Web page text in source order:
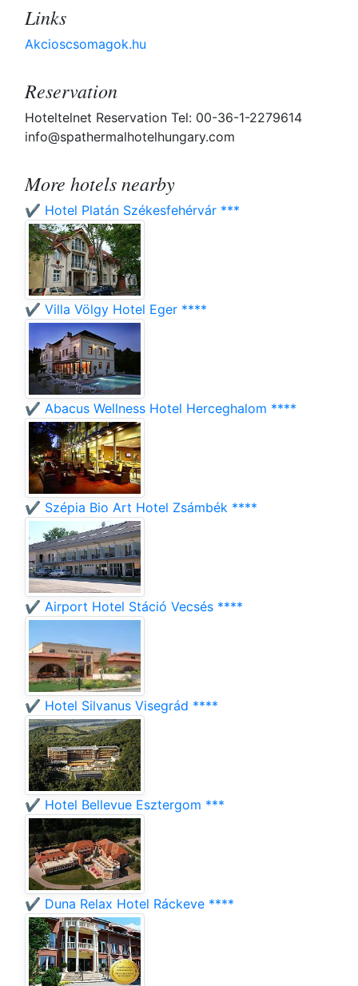
Links
Akcioscsomagok.hu
Reservation
Hoteltelnet Reservation Tel: 00-36-1-2279614
info@spathermalhotelhungary.com
More hotels nearby
✔️ Hotel Platán Székesfehérvár ***
✔️ Villa Völgy Hotel Eger ****
✔️ Abacus Wellness Hotel Herceghalom ****
✔️ Szépia Bio Art Hotel Zsámbék ****
✔️ Airport Hotel Stáció Vecsés ****
✔️ Hotel Silvanus Visegrád ****
✔️ Hotel Bellevue Esztergom ***
✔️ Duna Relax Hotel Ráckeve ****